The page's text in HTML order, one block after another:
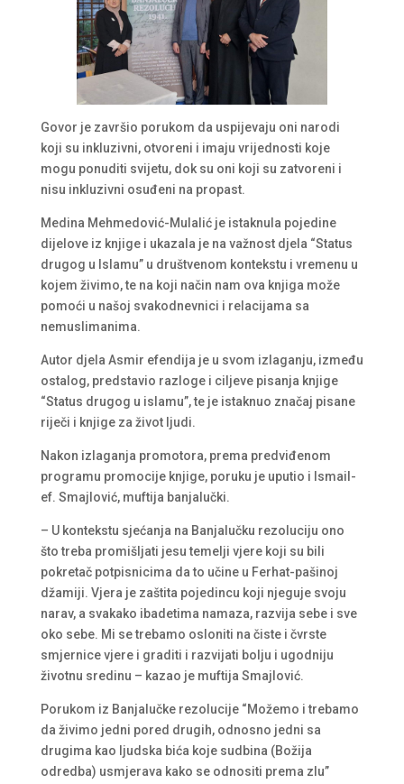
Govor je završio porukom da uspijevaju oni narodi
koji su inkluzivni, otvoreni i imaju vrijednosti koje
mogu ponuditi svijetu, dok su oni koji su zatvoreni i
nisu inkluzivni osuđeni na propast.
Medina Mehmedović-Mulalić je istaknula pojedine
dijelove iz knjige i ukazala je na važnost djela “Status
drugog u Islamu” u društvenom kontekstu i vremenu u
kojem živimo, te na koji način nam ova knjiga može
pomoći u našoj svakodnevnici i relacijama sa
nemuslimanima.
Autor djela Asmir efendija je u svom izlaganju, između
ostalog, predstavio razloge i ciljeve pisanja knjige
“Status drugog u islamu”, te je istaknuo značaj pisane
riječi i knjige za život ljudi.
Nakon izlaganja promotora, prema predviđenom
programu promocije knjige, poruku je uputio i Ismail-
ef. Smajlović, muftija banjalučki.
– U kontekstu sjećanja na Banjalučku rezoluciju ono
što treba promišljati jesu temelji vjere koji su bili
pokretač potpisnicima da to učine u Ferhat-pašinoj
džamiji. Vjera je zaštita pojedincu koji njeguje svoju
narav, a svakako ibadetima namaza, razvija sebe i sve
oko sebe. Mi se trebamo osloniti na čiste i čvrste
smjernice vjere i graditi i razvijati bolju i ugodniju
životnu sredinu – kazao je muftija Smajlović.
Porukom iz Banjalučke rezolucije “Možemo i trebamo
da živimo jedni pored drugih, odnosno jedni sa
drugima kao ljudska bića koje sudbina (Božija
odredba) usmjerava kako se odnositi prema zlu”